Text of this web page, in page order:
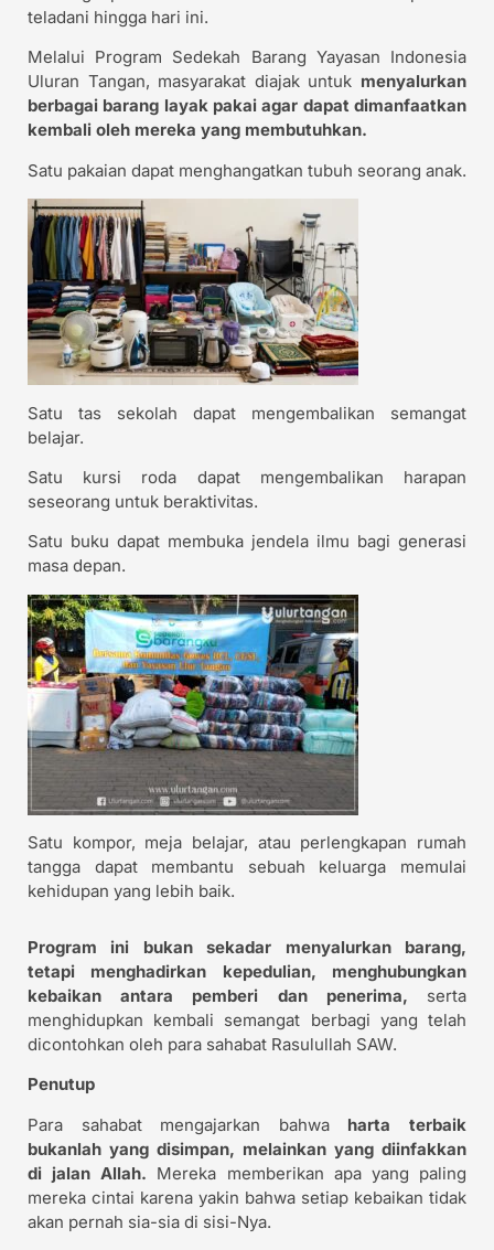
teladani hingga hari ini.
Melalui Program Sedekah Barang Yayasan Indonesia
Uluran Tangan, masyarakat diajak untuk menyalurkan
berbagai barang layak pakai agar dapat dimanfaatkan
kembali oleh mereka yang membutuhkan.
Satu pakaian dapat menghangatkan tubuh seorang anak.
Satu tas sekolah dapat mengembalikan semangat
belajar.
Satu kursi roda dapat mengembalikan harapan
seseorang untuk beraktivitas.
Satu buku dapat membuka jendela ilmu bagi generasi
masa depan.
Satu kompor, meja belajar, atau perlengkapan rumah
tangga dapat membantu sebuah keluarga memulai
kehidupan yang lebih baik.
Program ini bukan sekadar menyalurkan barang,
tetapi menghadirkan kepedulian, menghubungkan
kebaikan antara pemberi dan penerima, serta
menghidupkan kembali semangat berbagi yang telah
dicontohkan oleh para sahabat Rasulullah SAW.
Penutup
Para sahabat mengajarkan bahwa harta terbaik
bukanlah yang disimpan, melainkan yang diinfakkan
di jalan Allah. Mereka memberikan apa yang paling
mereka cintai karena yakin bahwa setiap kebaikan tidak
akan pernah sia-sia di sisi-Nya.